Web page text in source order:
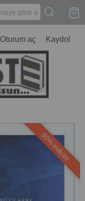
Oturum aç Kaydol
30% indirim